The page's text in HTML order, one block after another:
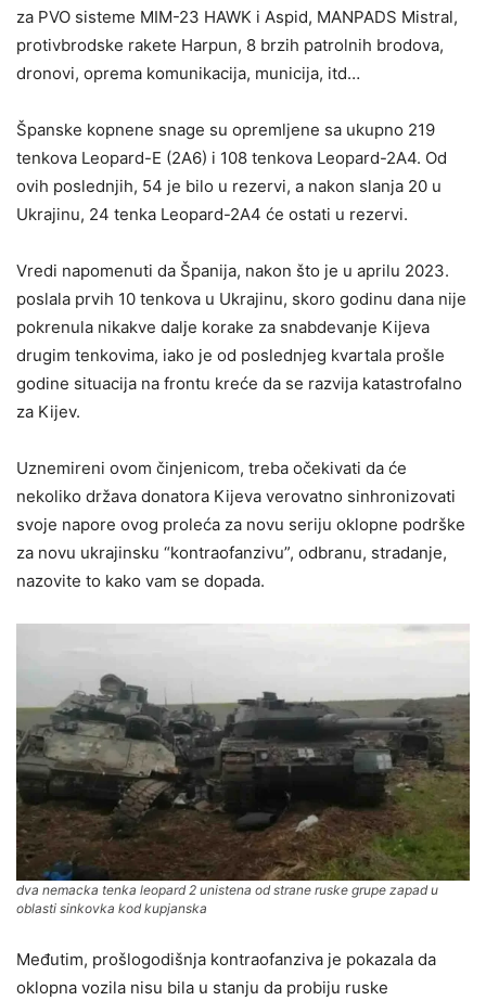
za PVO sisteme MIM-23 HAWK i Aspid, MANPADS Mistral,
protivbrodske rakete Harpun, 8 brzih patrolnih brodova,
dronovi, oprema komunikacija, municija, itd…
Španske kopnene snage su opremljene sa ukupno 219
tenkova Leopard-E (2A6) i 108 tenkova Leopard-2A4. Od
ovih poslednjih, 54 je bilo u rezervi, a nakon slanja 20 u
Ukrajinu, 24 tenka Leopard-2A4 će ostati u rezervi.
Vredi napomenuti da Španija, nakon što je u aprilu 2023.
poslala prvih 10 tenkova u Ukrajinu, skoro godinu dana nije
pokrenula nikakve dalje korake za snabdevanje Kijeva
drugim tenkovima, iako je od poslednjeg kvartala prošle
godine situacija na frontu kreće da se razvija katastrofalno
za Kijev.
Uznemireni ovom činjenicom, treba očekivati da će
nekoliko država donatora Kijeva verovatno sinhronizovati
svoje napore ovog proleća za novu seriju oklopne podrške
za novu ukrajinsku “kontraofanzivu”, odbranu, stradanje,
nazovite to kako vam se dopada.
dva nemacka tenka leopard 2 unistena od strane ruske grupe zapad u
oblasti sinkovka kod kupjanska
Međutim, prošlogodišnja kontraofanziva je pokazala da
oklopna vozila nisu bila u stanju da probiju ruske